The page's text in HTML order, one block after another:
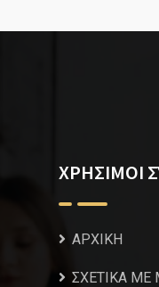
ΧΡΗΣΙΜΟΙ
ΑΡΧΙΚΗ
ΣΧΕΤΙΚΑ ΜΕ